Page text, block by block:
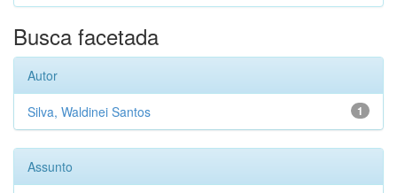
Busca facetada
Autor
1
Silva, Waldinei Santos
Assunto